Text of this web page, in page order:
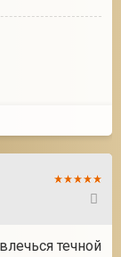
течной